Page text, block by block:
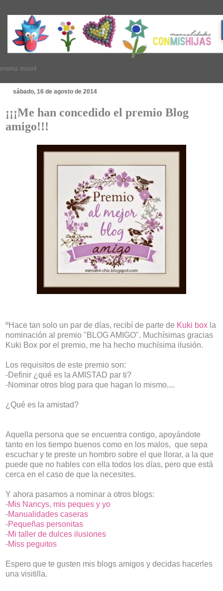
menu movil
sábado, 16 de agosto de 2014
¡¡¡Me han concedido el premio Blog
amigo!!!
ºHace tan solo un par de días, recibí de parte de Kuki box la
nominación al premio "BLOG AMIGO". Muchísimas gracias
Kuki Box por el premio, me ha hecho muchísima ilusión.
Los requisitos de este premio son:
-Definir ¿qué es la AMISTAD par ti?
-Nominar otros blog para que hagan lo mismo....
¿Qué es la amistad?
Aquella persona que se encuentra contigo, apoyándote
tanto en los tiempo buenos como en los malos, que sepa
escuchar y te preste un hombro sobre el que llorar, a la que
puede que no hables con ella todos los días, pero que está
cerca en el caso de que la necesites.
Y ahora pasamos a nominar a otros blogs:
-Mis Nancys, mis peques y yo
-Manualidades caseras
-Pequeñas personitas
-Mi taller de dulces ilusiones
-Miss peguitos
Espero que te gusten mis blogs amigos y decidas hacerles
una visitilla.